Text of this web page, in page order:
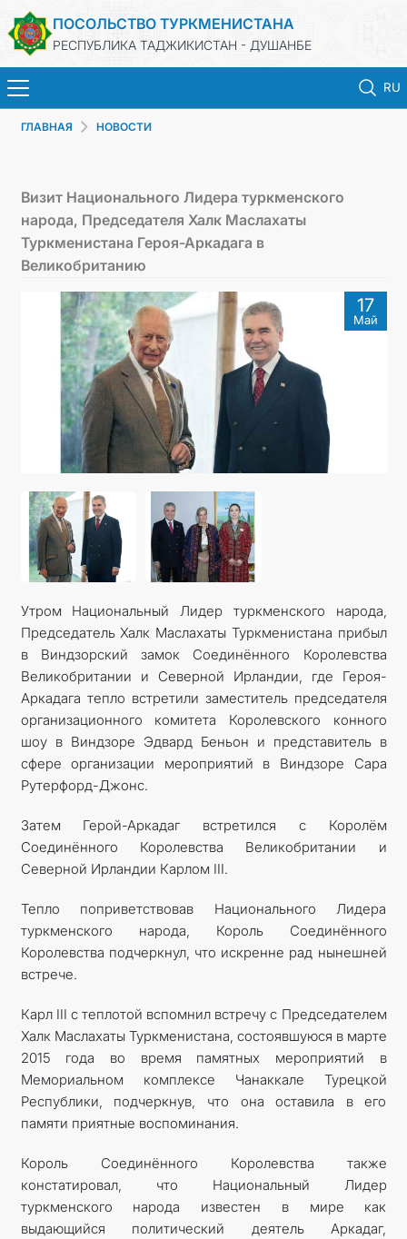
ПОСОЛЬСТВО ТУРКМЕНИСТАНА
РЕСПУБЛИКА ТАДЖИКИСТАН - ДУШАНБЕ
RU
КОНТАКТНЫЕ ДАННЫЕ
ГЛАВНАЯ НОВОСТИ
Визит Национального Лидера туркменского
народа, Председателя Халк Маслахаты
Туркменистана Героя-Аркадага в
Великобританию
17
Май
Утром Национальный Лидер туркменского народа,
Председатель Халк Маслахаты Туркменистана прибыл
в Виндзорский замок Соединённого Королевства
Великобритании и Северной Ирландии, где Героя-
Аркадага тепло встретили заместитель председателя
организационного комитета Королевского конного
шоу в Виндзоре Эдвард Беньон и представитель в
сфере организации мероприятий в Виндзоре Сара
Рутерфорд-Джонс.
Затем Герой-Аркадаг встретился с Королём
Соединённого Королевства Великобритании и
Северной Ирландии Карлом III.
Тепло поприветствовав Национального Лидера
туркменского народа, Король Соединённого
Королевства подчеркнул, что искренне рад нынешней
встрече.
Карл III с теплотой вспомнил встречу с Председателем
Халк Маслахаты Туркменистана, состоявшуюся в марте
2015 года во время памятных мероприятий в
Мемориальном комплексе Чанаккале Турецкой
Республики, подчеркнув, что она оставила в его
памяти приятные воспоминания.
Король Соединённого Королевства также
констатировал, что Национальный Лидер
туркменского народа известен в мире как
выдающийся политический деятель Аркадаг,